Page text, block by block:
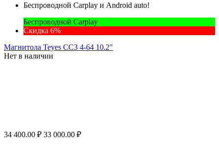
Беспроводной Carplay и Android auto!
Беспроводной Carplay
Скидка 6%
Магнитола Teyes CC3 4-64 10.2"
Нет в наличии
34 400.00 ₽ 33 000.00 ₽